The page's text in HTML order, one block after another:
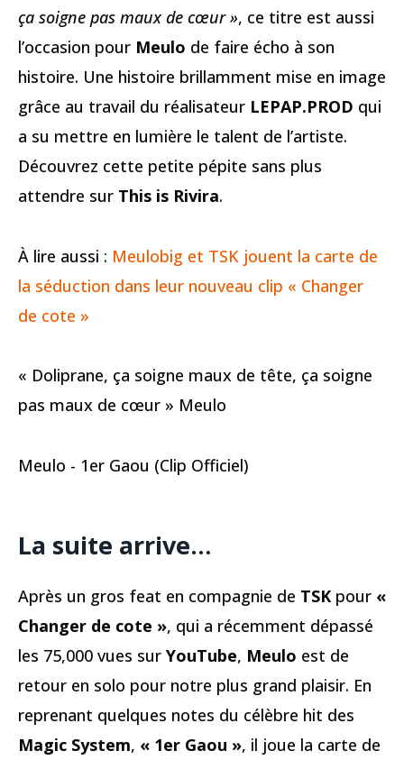
ça soigne pas maux de cœur », ce titre est aussi
l’occasion pour Meulo de faire écho à son
histoire. Une histoire brillamment mise en image
grâce au travail du réalisateur LEPAP.PROD qui
a su mettre en lumière le talent de l’artiste.
Découvrez cette petite pépite sans plus
attendre sur This is Rivira.
À lire aussi : Meulobig et TSK jouent la carte de
la séduction dans leur nouveau clip « Changer
de cote »
« Doliprane, ça soigne maux de tête, ça soigne
pas maux de cœur » Meulo
Meulo - 1er Gaou (Clip Officiel)
La suite arrive…
Après un gros feat en compagnie de TSKpour «
Changer de cote », qui a récemment dépassé
les 75,000 vues sur YouTube, Meulo est de
retour en solo pour notre plus grand plaisir. En
reprenant quelques notes du célèbre hit des
Magic System, « 1er Gaou », il joue la carte de